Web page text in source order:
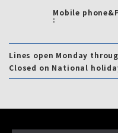
Mobile
:
Lines open Monday
Closed on National